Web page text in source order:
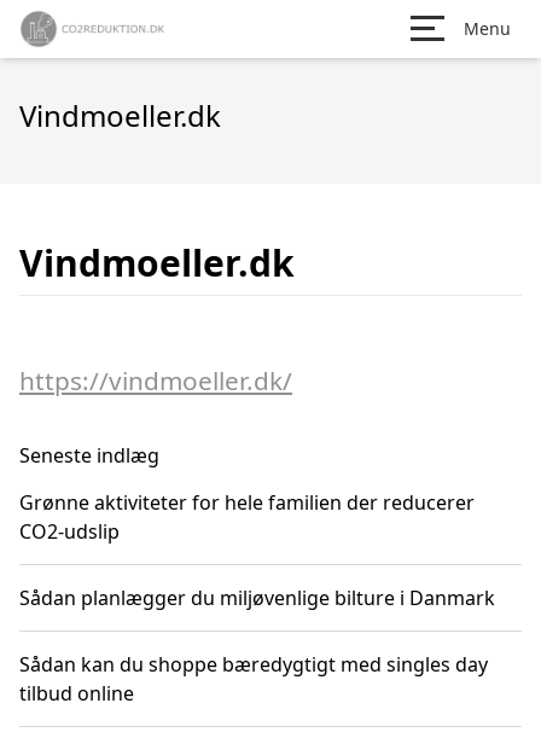
Menu
Vindmoeller.dk
Vindmoeller.dk
https://vindmoeller.dk/
Seneste indlæg
Grønne aktiviteter for hele familien der reducerer
CO2-udslip
Sådan planlægger du miljøvenlige bilture i Danmark
Sådan kan du shoppe bæredygtigt med singles day
tilbud online